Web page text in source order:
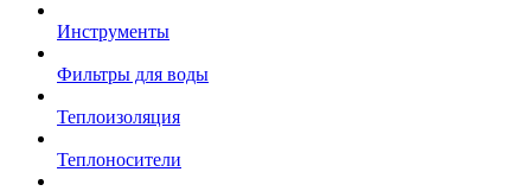
Инструменты
Фильтры для воды
Теплоизоляция
Теплоносители